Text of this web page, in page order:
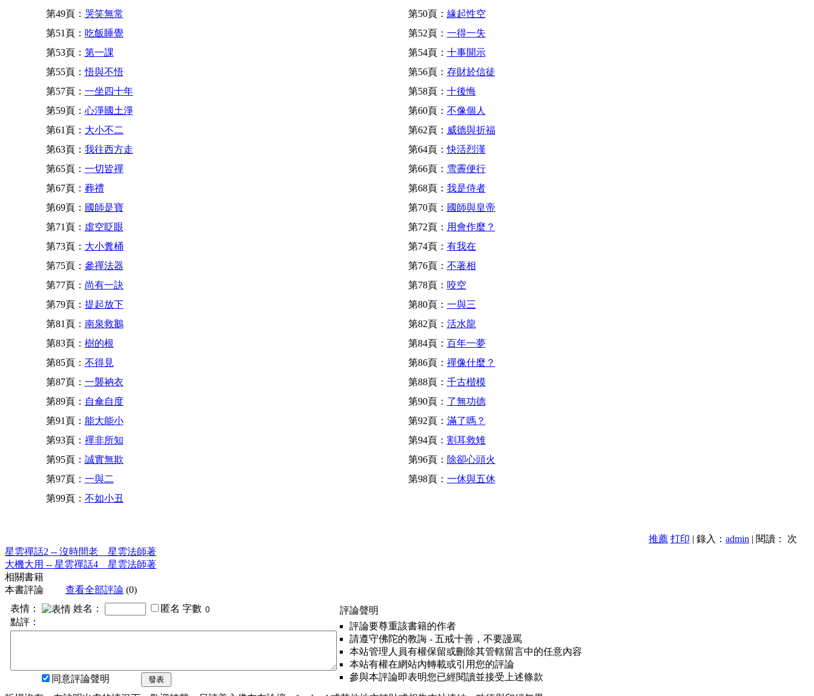
第49頁： 哭笑無常 第50頁： 緣起性空
第51頁： 吃飯睡覺 第52頁： 一得一失
第53頁： 第一課 第54頁： 十事開示
第55頁：悟與不悟 第56頁： 存財於信徒
第57頁： 一坐四十年 第58頁： 十後悔
第59頁： 心淨國土淨 第60頁： 不像個人
第61頁： 大小不二 第62頁： 威德與折福
第63頁： 我往西方走 第64頁：快活烈漢
第65頁： 一切皆禪 第66頁： 雪霽便行
第67頁： 葬禮 第68頁： 我是侍者
第69頁： 國師是寶 第70頁： 國師與皇帝
第71頁： 虛空眨眼 第72頁： 用會作麼？
第73頁： 大小糞桶 第74頁： 有我在
第75頁： 參禪法器 第76頁： 不著相
第77頁： 尚有一訣 第78頁： 咬空
第79頁： 提起放下 第80頁： 一與三
第81頁： 南泉救鵝 第82頁： 活水龍
第83頁： 樹的根 第84頁： 百年一夢
第85頁： 不得見 第86頁： 禪像什麼？
第87頁： 一襲衲衣 第88頁： 千古楷模
第89頁： 自傘自度 第90頁： 了無功德
第91頁： 能大能小 第92頁： 滿了嗎？
第93頁： 禪非所知 第94頁： 割耳救雉
第95頁： 誠實無欺 第96頁： 除卻心頭火
第97頁： 一與二 第98頁： 一休與五休
第99頁： 不如小丑
推薦 打印 | 錄入： admin | 閱讀：
次
星雲禪話2 -- 沒時間老 星雲法師著
大機大用 -- 星雲禪話4 星雲法師著
相關書籍
本書評論
查看全部評論 (0)
表情：
姓名： 匿名 字數
點評：
同意評論聲明 發表
評論聲明
評論要尊重該書籍的作者
請遵守佛陀的教誨 - 五戒十善，不要謾罵
本站管理人員有權保留或刪除其管轄留言中的任意內容
本站有權在網站內轉載或引用您的評論
參與本評論即表明您已經閱讀並接受上述條款